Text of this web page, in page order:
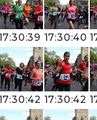
17:30:40
17:30:42